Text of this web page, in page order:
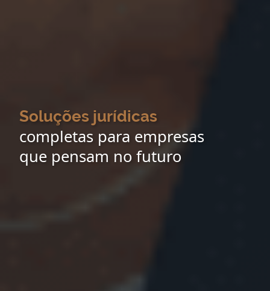
Soluções jurídicas
completas para empresas
que pensam no futuro